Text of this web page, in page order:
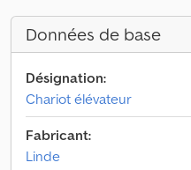
Données de base
Désignation:
Chariot élévateur
Fabricant:
Linde